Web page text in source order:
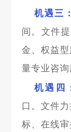
机遇三：
间。文件
金、权益
量专业咨询
机遇四
口。文件
标、在线